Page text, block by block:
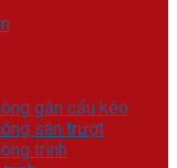
gắn cẩu kéo
sàn trượt
trình